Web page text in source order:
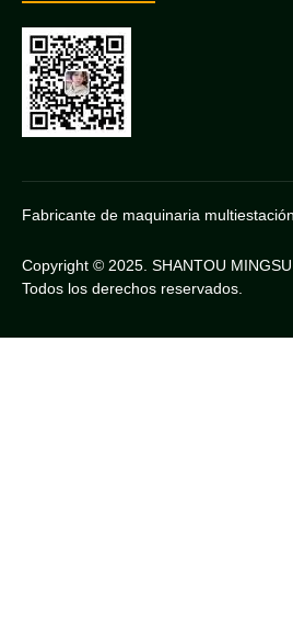
Fabricante de maquinaria
Copyright © 2025. SHANTOU
Todos los derechos reservados.